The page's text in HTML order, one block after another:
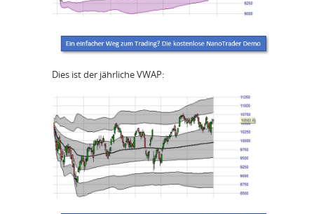
Dies ist der jährliche VWAP: